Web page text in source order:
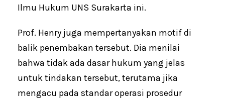
Ilmu Hukum UNS Surakarta ini.
Prof. Henry juga mempertanyakan motif di
balik penembakan tersebut. Dia menilai
bahwa tidak ada dasar hukum yang jelas
untuk tindakan tersebut, terutama jika
mengacu pada standar operasi prosedur